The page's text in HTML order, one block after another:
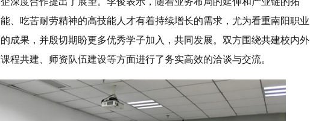
、吃苦耐劳精神的高技能人才有着持续增长的需求，尤为看重南阳职业
成果，并殷切期盼更多优秀学子加入，共同发展。双方围绕共建校内外
程共建、师资队伍建设等方面进行了务实高效的洽谈与交流。